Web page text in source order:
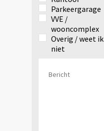
Parkeergarage
VVE /
wooncomplex
Overig / weet ik
niet